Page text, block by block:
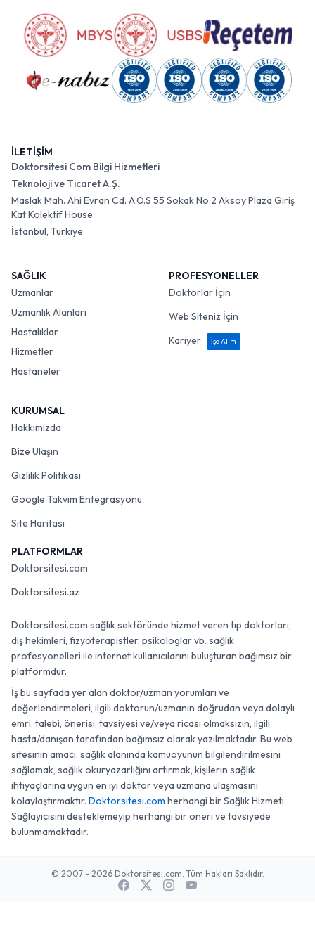
İLETİŞİM
Doktorsitesi Com Bilgi Hizmetleri
Teknoloji ve Ticaret A.Ş.
Maslak Mah. Ahi Evran Cd. A.O.S 55 Sokak No:2 Aksoy Plaza Giriş
Kat Kolektif House
İstanbul, Türkiye
SAĞLIK
Uzmanlar
Uzmanlık Alanları
Hastalıklar
Hizmetler
Hastaneler
PROFESYONELLER
Doktorlar İçin
Web Siteniz İçin
Kariyer
İşe Alım
KURUMSAL
Hakkımızda
Bize Ulaşın
Gizlilik Politikası
Google Takvim Entegrasyonu
Site Haritası
PLATFORMLAR
Doktorsitesi.com
Doktorsitesi.az
Doktorsitesi.com sağlık sektöründe hizmet veren tıp doktorları,
diş hekimleri, fizyoterapistler, psikologlar vb. sağlık
profesyonelleri ile internet kullanıcılarını buluşturan bağımsız bir
platformdur.
İş bu sayfada yer alan doktor/uzman yorumları ve
değerlendirmeleri, ilgili doktorun/uzmanın doğrudan veya dolaylı
emri, talebi, önerisi, tavsiyesi ve/veya ricası olmaksızın, ilgili
hasta/danışan tarafından bağımsız olarak yazılmaktadır. Bu web
sitesinin amacı, sağlık alanında kamuoyunun bilgilendirilmesini
sağlamak, sağlık okuryazarlığını artırmak, kişilerin sağlık
ihtiyaçlarına uygun en iyi doktor veya uzmana ulaşmasını
kolaylaştırmaktır. Doktorsitesi.com herhangi bir Sağlık Hizmeti
Sağlayıcısını desteklemeyip herhangi bir öneri ve tavsiyede
bulunmamaktadır.
© 2007 - 2026 Doktorsitesi.com. Tüm Hakları Saklıdır.